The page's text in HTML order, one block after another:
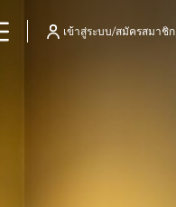
เข้าสู่ระบบ/สมัครสมาชิก